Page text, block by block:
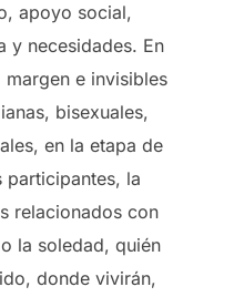
apoyo social,
y necesidades. En
margen e invisibles
bisexuales,
en la etapa de
participantes, la
relacionados con
la soledad, quién
donde vivirán,